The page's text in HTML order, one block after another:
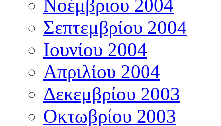
Νοέμβριου 2004
Σεπτεμβρίου 2004
Ιουνίου 2004
Απριλίου 2004
Δεκεμβρίου 2003
Οκτωβρίου 2003